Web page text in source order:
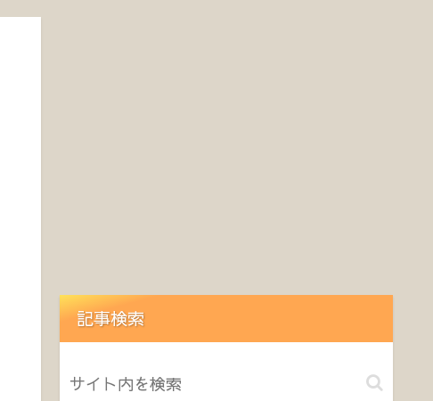
記事検索